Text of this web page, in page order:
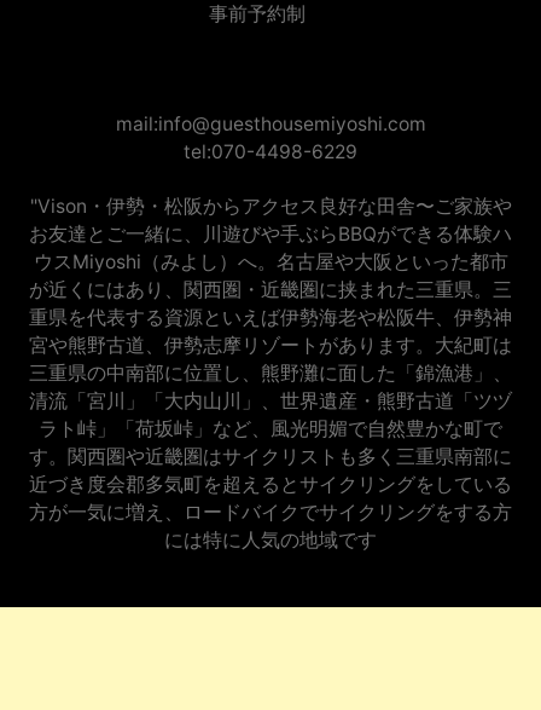
事前予約制
mail:info@guesthousemiyoshi.com
tel:070-4498-6229
"Vison・伊勢・松阪からアクセス良好な田舎〜ご家族や
お友達とご一緒に、川遊びや手ぶらBBQができる体験ハ
ウスMiyoshi（みよし）へ。名古屋や大阪といった都市
が近くにはあり、関西圏・近畿圏に挟まれた三重県。三
重県を代表する資源といえば伊勢海老や松阪牛、伊勢神
宮や熊野古道、伊勢志摩リゾートがあります。大紀町は
三重県の中南部に位置し、熊野灘に面した「錦漁港」、
清流「宮川」「大内山川」、世界遺産・熊野古道「ツヅ
ラト峠」「荷坂峠」など、風光明媚で自然豊かな町で
す。関西圏や近畿圏はサイクリストも多く三重県南部に
近づき度会郡多気町を超えるとサイクリングをしている
方が一気に増え、ロードバイクでサイクリングをする方
には特に人気の地域です